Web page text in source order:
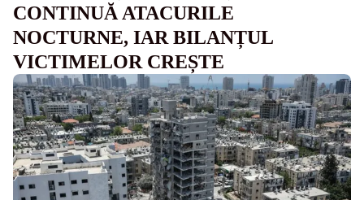
CONTINUĂ ATACURILE
NOCTURNE, IAR BILANȚUL
VICTIMELOR CREȘTE